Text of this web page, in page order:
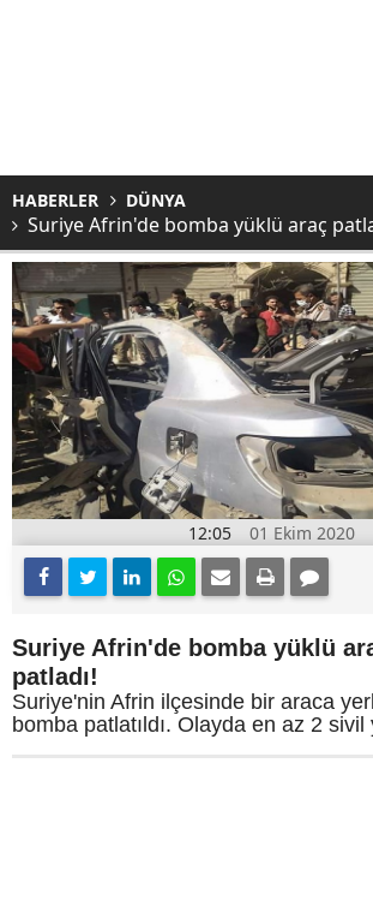
HABERLER DÜNYA
Suriye Afrin'de bomba yüklü araç
12:05 01 Ekim 2020
Suriye Afrin'de bomba yüklü
patladı!
Suriye'nin Afrin ilçesinde bir araca
bomba patlatıldı. Olayda en az 2 sivil